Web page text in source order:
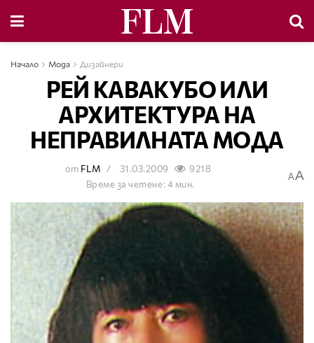
Начало Мода Дизайнери
РЕЙ КАВАКУБО ИЛИ
АРХИТЕКТУРА НА
НЕПРАВИЛНАТА МОДА
от FLM 31.03.2009
9218
Време за четене: 4 мин.
AA